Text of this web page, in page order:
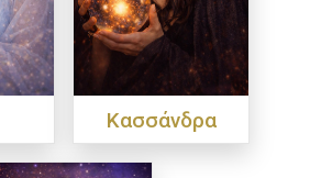
Κασσάνδρα